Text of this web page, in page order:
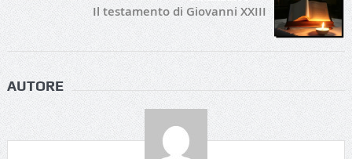
Il testamento di Giovanni XXIII
AUTORE